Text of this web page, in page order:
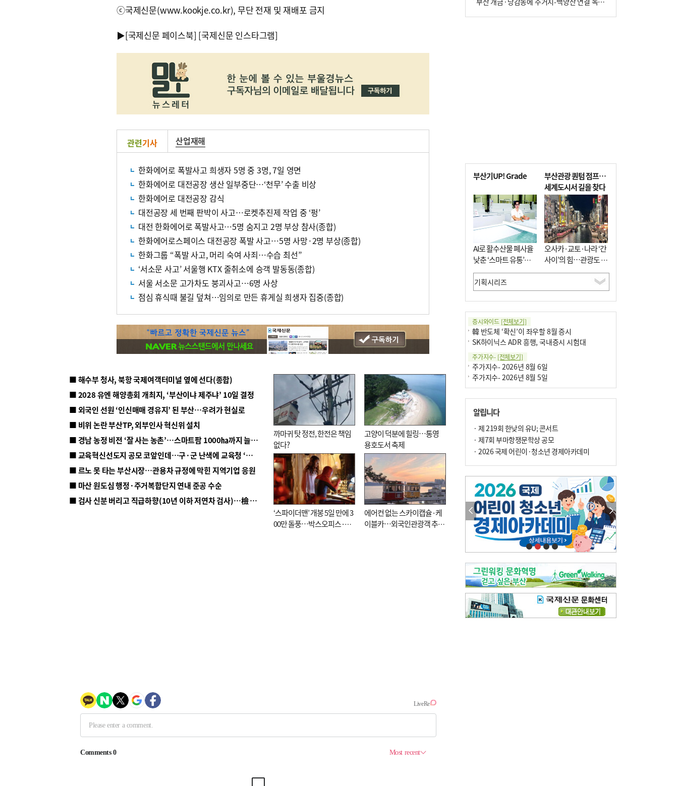
ⓒ국제신문(www.kookje.co.kr), 무단 전재 및 재배포 금지
▶[국제신문 페이스북] [국제신문 인스타그램]
관련기사 산업재해
한화에어로 폭발사고 희생자 5명 중 3명, 7일 영면
한화에어로 대전공장 생산 일부중단…‘천무’ 수출 비상
한화에어로 대전공장 감식
대전공장 세 번째 판박이 사고…로켓추진제 작업 중 ‘펑’
대전 한화에어로 폭발사고…5명 숨지고 2명 부상 참사(종합)
한화에어로스페이스 대전공장 폭발 사고…5명 사망·2명 부상(종합)
한화그룹 “폭발 사고, 머리 숙여 사죄…수습 최선”
‘서소문 사고’ 서울행 KTX 줄취소에 승객 발동동(종합)
서울 서소문 고가차도 붕괴사고…6명 사상
점심 휴식때 불길 덮쳐…임의로 만든 휴게실 희생자 집중(종합)
■ 해수부 청사, 북항 국제여객터미널 옆에 선다(종합)
■ 2028 유엔 해양총회 개최지, ‘부산이냐 제주냐’ 10일 결정
■ 외국인 선원 ‘인신매매 경유지’ 된 부산…우려가 현실로
■ 비위 논란 부산TP, 외부인사 혁신위 설치
■ 경남 농정 비전 ‘잘 사는 농촌’…스마트팜 1000㏊까지 늘린다
■ 교육혁신선도지 공모 코앞인데…구·군 난색에 교육청 ‘쩔쩔’
■ 르노 못 타는 부산시장…관용차 규정에 막힌 지역기업 응원
■ 마산 원도심 행정·주거복합단지 연내 준공 수순
■ 검사 신분 버리고 직급하향(10년 이하 저연차 검사)…檢 중수청행 기피
까마귀 탓 정전, 한전은 책임
없다?
고양이 덕분에 힐링…통영
용호도서 축제
‘스파이더맨’ 개봉 5일 만에 3
00만 돌풍…박스오피스·예
에어컨 없는 스카이캡슐·케
이블카…외국인관광객 추억
부산기UP! Grade
AI로 활수산물 폐사율
낮춘 ‘스마트 유통’…
사막·산악지대 수출
도전
부산관광 퀀텀 점프…
세계도시서 길을 찾다
오사카·교토·나라 ‘간
사이’의 힘…관광도 뭉
쳐야 흥한다
증시와이드 [전체보기]
韓 반도체 ‘확신’이 좌우할 8월 증시
SK하이닉스 ADR 흥행, 국내증시 시험대
주가지수- [전체보기]
주가지수- 2026년 8월 6일
주가지수- 2026년 8월 5일
알립니다
· 제 219회 한낮의 유U; 콘서트
· 제7회 부마항쟁문학상 공모
· 2026 국제 어린이·청소년 경제아카데미